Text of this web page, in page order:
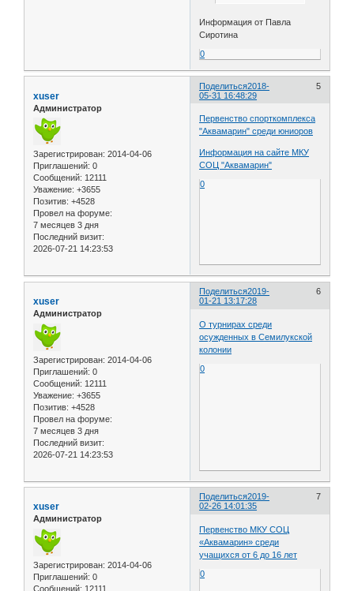
Информация от Павла
Сиротина
0
Поделиться 5
2018-
05-31 16:48:29
xuser
Администратор
Зарегистрирован: 2014-04-06
Приглашений: 0
Сообщений: 12111
Уважение: +3655
Позитив: +4528
Провел на форуме:
7 месяцев 3 дня
Последний визит:
2026-07-21 14:23:53
Первенство спорткомплекса
"Аквамарин" среди юниоров
Информация на сайте МКУ
СОЦ "Аквамарин"
0
Поделиться 6
2019-
01-21 13:17:28
xuser
Администратор
Зарегистрирован: 2014-04-06
Приглашений: 0
Сообщений: 12111
Уважение: +3655
Позитив: +4528
Провел на форуме:
7 месяцев 3 дня
Последний визит:
2026-07-21 14:23:53
О турнирах среди
осужденных в Семилукской
колонии
0
Поделиться 7
2019-
02-26 14:01:35
xuser
Администратор
Зарегистрирован: 2014-04-06
Приглашений: 0
Сообщений: 12111
Первенство МКУ СОЦ
«Аквамарин» среди
учащихся от 6 до 16 лет
0